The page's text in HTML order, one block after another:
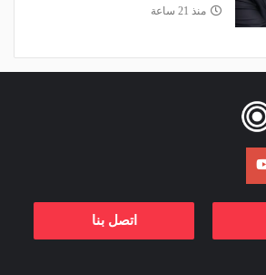
منذ 21 ساعة
اتصل بنا